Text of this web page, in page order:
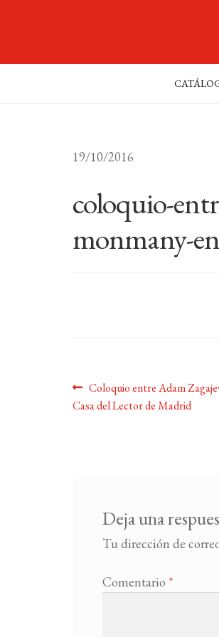
19/10/2016
coloquio-
monmany-
Navegación
de
Anterior:
Coloquio entre Adam
Casa del Lector de Madrid
Deja una
Tu dirección de
Comentario *